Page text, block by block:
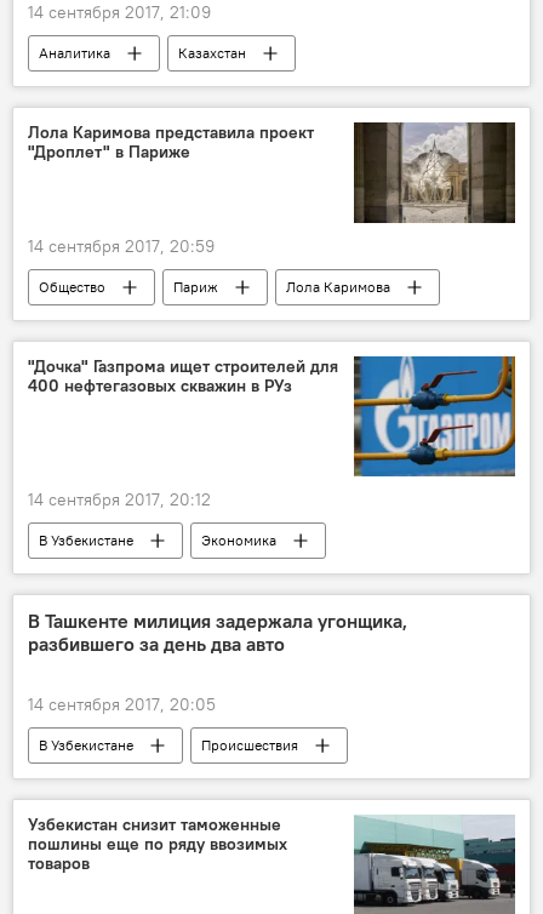
14 сентября 2017, 21:09
Аналитика
Казахстан
Нурсултан Назарбаев
Лола Каримова представила проект
"Дроплет" в Париже
14 сентября 2017, 20:59
Общество Париж Лола Каримова
"Дочка" Газпрома ищет строителей для
400 нефтегазовых скважин в РУз
14 сентября 2017, 20:12
В Узбекистане
Экономика
Узбекистан
Газпром
Строительство
газ
В Ташкенте милиция задержала угонщика,
разбившего за день два авто
14 сентября 2017, 20:05
В Узбекистане
Происшествия
Ташкент
ГУВД Ташкента
Узбекистан снизит таможенные
пошлины еще по ряду ввозимых
товаров